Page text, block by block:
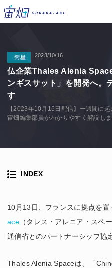
衛星 2023/10/16
仏企業Thales Alenia
ンギスサット」を開発へ。
す
【2023年10月16日配信】一週間に
宙畑編集部員がわかりやすく解説しま
10月13日、フランスに拠点を
ace（タレス・アレニア・スペ
通信省とのパートナーシップ協
Thales Alenia Spaceは、「
INDEX